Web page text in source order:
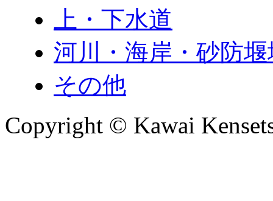
上・下水道
河川・海岸・砂防堰
その他
Copyright © Kawai